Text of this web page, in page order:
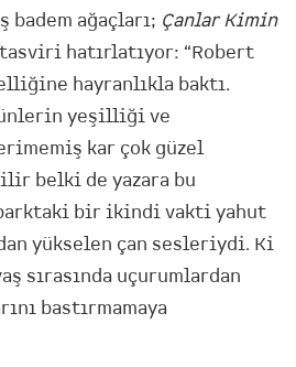
ağaçları; Çanlar Kimin
tasviri hatırlatıyor: “Robert
hayranlıkla baktı.
yeşilliği ve
kar çok güzel
belki de yazara bu
bir ikindi vakti yahut
yükselen çan sesleriydi. Ki
sırasında uçurumlardan
bastırmamaya